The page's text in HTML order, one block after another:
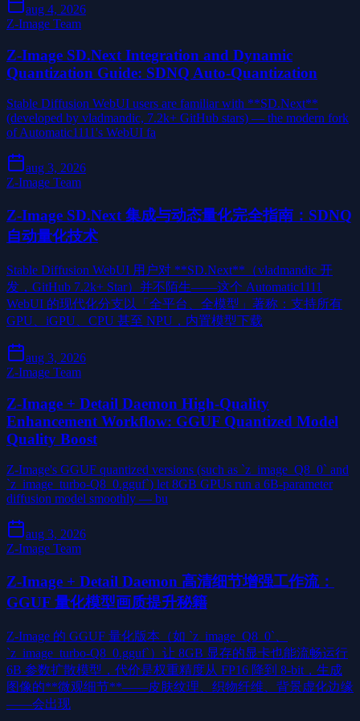
aug 4, 2026
Z-Image Team
Z-Image SD.Next Integration and Dynamic
Quantization Guide: SDNQ Auto-Quantization
Stable Diffusion WebUI users are familiar with **SD.Next**
(developed by vladmandic, 7.2k+ GitHub stars) — the modern fork
of Automatic1111's WebUI fa
aug 3, 2026
Z-Image Team
Z-Image SD.Next 集成与动态量化完全指南：SDNQ
自动量化技术
Stable Diffusion WebUI 用户对 **SD.Next**（vladmandic 开
发，GitHub 7.2k+ Star）并不陌生——这个 Automatic1111
WebUI 的现代化分支以「全平台、全模型」著称：支持所有
GPU、iGPU、CPU 甚至 NPU，内置模型下载
aug 3, 2026
Z-Image Team
Z-Image + Detail Daemon High-Quality
Enhancement Workflow: GGUF Quantized Model
Quality Boost
Z-Image's GGUF quantized versions (such as `z_image_Q8_0` and
`z_image_turbo-Q8_0.gguf`) let 8GB GPUs run a 6B-parameter
diffusion model smoothly — bu
aug 3, 2026
Z-Image Team
Z-Image + Detail Daemon 高清细节增强工作流：
GGUF 量化模型画质提升秘籍
Z-Image 的 GGUF 量化版本（如 `z_image_Q8_0`、
`z_image_turbo-Q8_0.gguf`）让 8GB 显存的显卡也能流畅运行
6B 参数扩散模型，代价是权重精度从 FP16 降到 8-bit，生成
图像的**微观细节**——皮肤纹理、织物纤维、背景虚化边缘
——会出现